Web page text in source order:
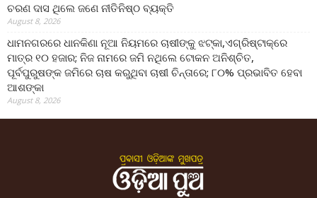
ଚରଣ ଦାସ ଥିଲେ ଜଣେ ନୀତିନିଷ୍ଠ ବ୍ୟକ୍ତି
August 8, 2026
ଧାମନଗରରେ ଧାନକିଣା ନୂଆ ନିୟମରେ ଚାଷୀଙ୍କୁ ଝଟ୍‌କା,ଏଗ୍ରିଷ୍ଟାକ୍‌ରେ
ମାତ୍ର ୧୦ ହଜାର; ନିଜ ନାମରେ ଜମି ନଥିଲେ ଟୋକନ ଅନିଶ୍ଚିତ,
ପୂର୍ବପୁରୁଷଙ୍କ ଜମିରେ ଚାଷ କରୁଥିବା ଚାଷୀ ଚିନ୍ତାରେ; ୮୦% ପ୍ରଭାବିତ ହେବା
ଆଶଙ୍କା
August 8, 2026